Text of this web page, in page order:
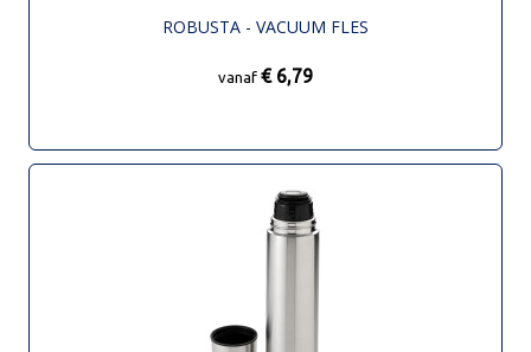
ROBUSTA - VACUUM FLES
vanaf € 6,79